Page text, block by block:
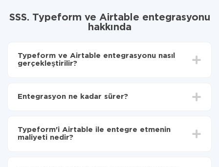
SSS. Typeform ve Airtable entegrasyonu
hakkında
Typeform ve Airtable entegrasyonu nasıl
gerçekleştirilir?
aktarılacağını seçin
Airtable'ye aktarılacaktır.
Entegrasyon ne kadar sürer?
olarak, 10-15 dakika sürer.
Typeform'i Airtable ile entegre etmenin
maliyeti nedir?